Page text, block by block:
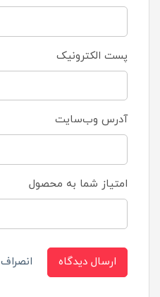
پست الکترونیک
آدرس وب‌سایت
امتیاز شما به محصول
ارسال دیدگاه انصراف